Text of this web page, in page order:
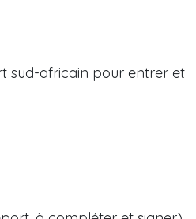
sud-africain pour entrer et